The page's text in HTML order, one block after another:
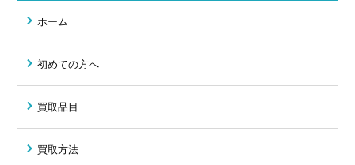
ホーム
初めての方へ
買取品目
買取方法